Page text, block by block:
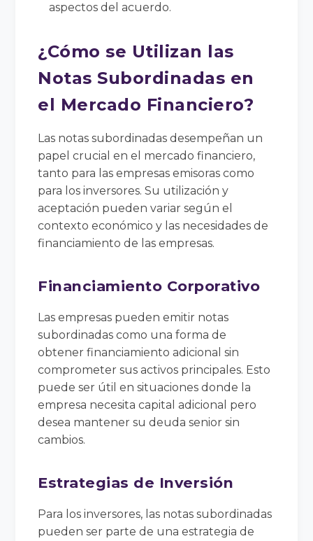
aspectos del acuerdo.
¿Cómo se Utilizan las
Notas Subordinadas en
el Mercado Financiero?
Las notas subordinadas desempeñan un
papel crucial en el mercado financiero,
tanto para las empresas emisoras como
para los inversores. Su utilización y
aceptación pueden variar según el
contexto económico y las necesidades de
financiamiento de las empresas.
Financiamiento Corporativo
Las empresas pueden emitir notas
subordinadas como una forma de
obtener financiamiento adicional sin
comprometer sus activos principales. Esto
puede ser útil en situaciones donde la
empresa necesita capital adicional pero
desea mantener su deuda senior sin
cambios.
Estrategias de Inversión
Para los inversores, las notas subordinadas
pueden ser parte de una estrategia de